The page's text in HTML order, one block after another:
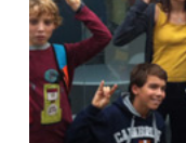
Nos robots